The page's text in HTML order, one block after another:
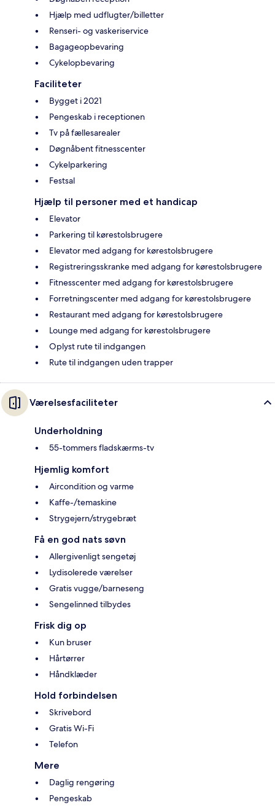
Hjælp med udflugter/billetter
Renseri- og vaskeriservice
Bagageopbevaring
Cykelopbevaring
Faciliteter
Bygget i 2021
Pengeskab i receptionen
Tv på fællesarealer
Døgnåbent fitnesscenter
Cykelparkering
Festsal
Hjælp til personer med et handicap
Elevator
Parkering til kørestolsbrugere
Elevator med adgang for kørestolsbrugere
Registreringsskranke med adgang for kørestolsbrugere
Fitnesscenter med adgang for kørestolsbrugere
Forretningscenter med adgang for kørestolsbrugere
Restaurant med adgang for kørestolsbrugere
Lounge med adgang for kørestolsbrugere
Oplyst rute til indgangen
Rute til indgangen uden trapper
Værelsesfaciliteter
Underholdning
55-tommers fladskærms-tv
Hjemlig komfort
Aircondition og varme
Kaffe-/temaskine
Strygejern/strygebræt
Få en god nats søvn
Allergivenligt sengetøj
Lydisolerede værelser
Gratis vugge/barneseng
Sengelinned tilbydes
Frisk dig op
Kun bruser
Hårtørrer
Håndklæder
Hold forbindelsen
Skrivebord
Gratis Wi-Fi
Telefon
Mere
Daglig rengøring
Pengeskab